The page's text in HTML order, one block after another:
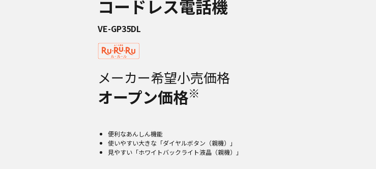
コードレス電話機
VE-GP35DL
メーカー希望小売価格
オープン価格※
便利なあんしん機能
使いやすい大きな「ダイヤルボタン（親機）」
見やすい「ホワイトバックライト液晶（親機）」